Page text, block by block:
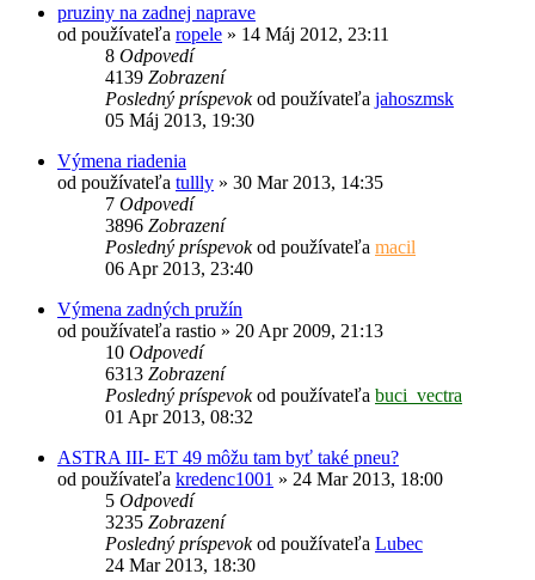
pruziny na zadnej naprave
od používateľa ropele » 14 Máj 2012, 23:11
8 Odpovedí
4139 Zobrazení
Posledný príspevokod používateľa jahoszmsk
05 Máj 2013, 19:30
Výmena riadenia
od používateľa tullly » 30 Mar 2013, 14:35
7 Odpovedí
3896 Zobrazení
Posledný príspevokod používateľa macil
06 Apr 2013, 23:40
Výmena zadných pružín
od používateľa rastio » 20 Apr 2009, 21:13
10 Odpovedí
6313 Zobrazení
Posledný príspevokod používateľa buci_vectra
01 Apr 2013, 08:32
ASTRA III- ET 49 môžu tam byť také pneu?
od používateľa kredenc1001 » 24 Mar 2013, 18:00
5 Odpovedí
3235 Zobrazení
Posledný príspevokod používateľa Lubec
24 Mar 2013, 18:30